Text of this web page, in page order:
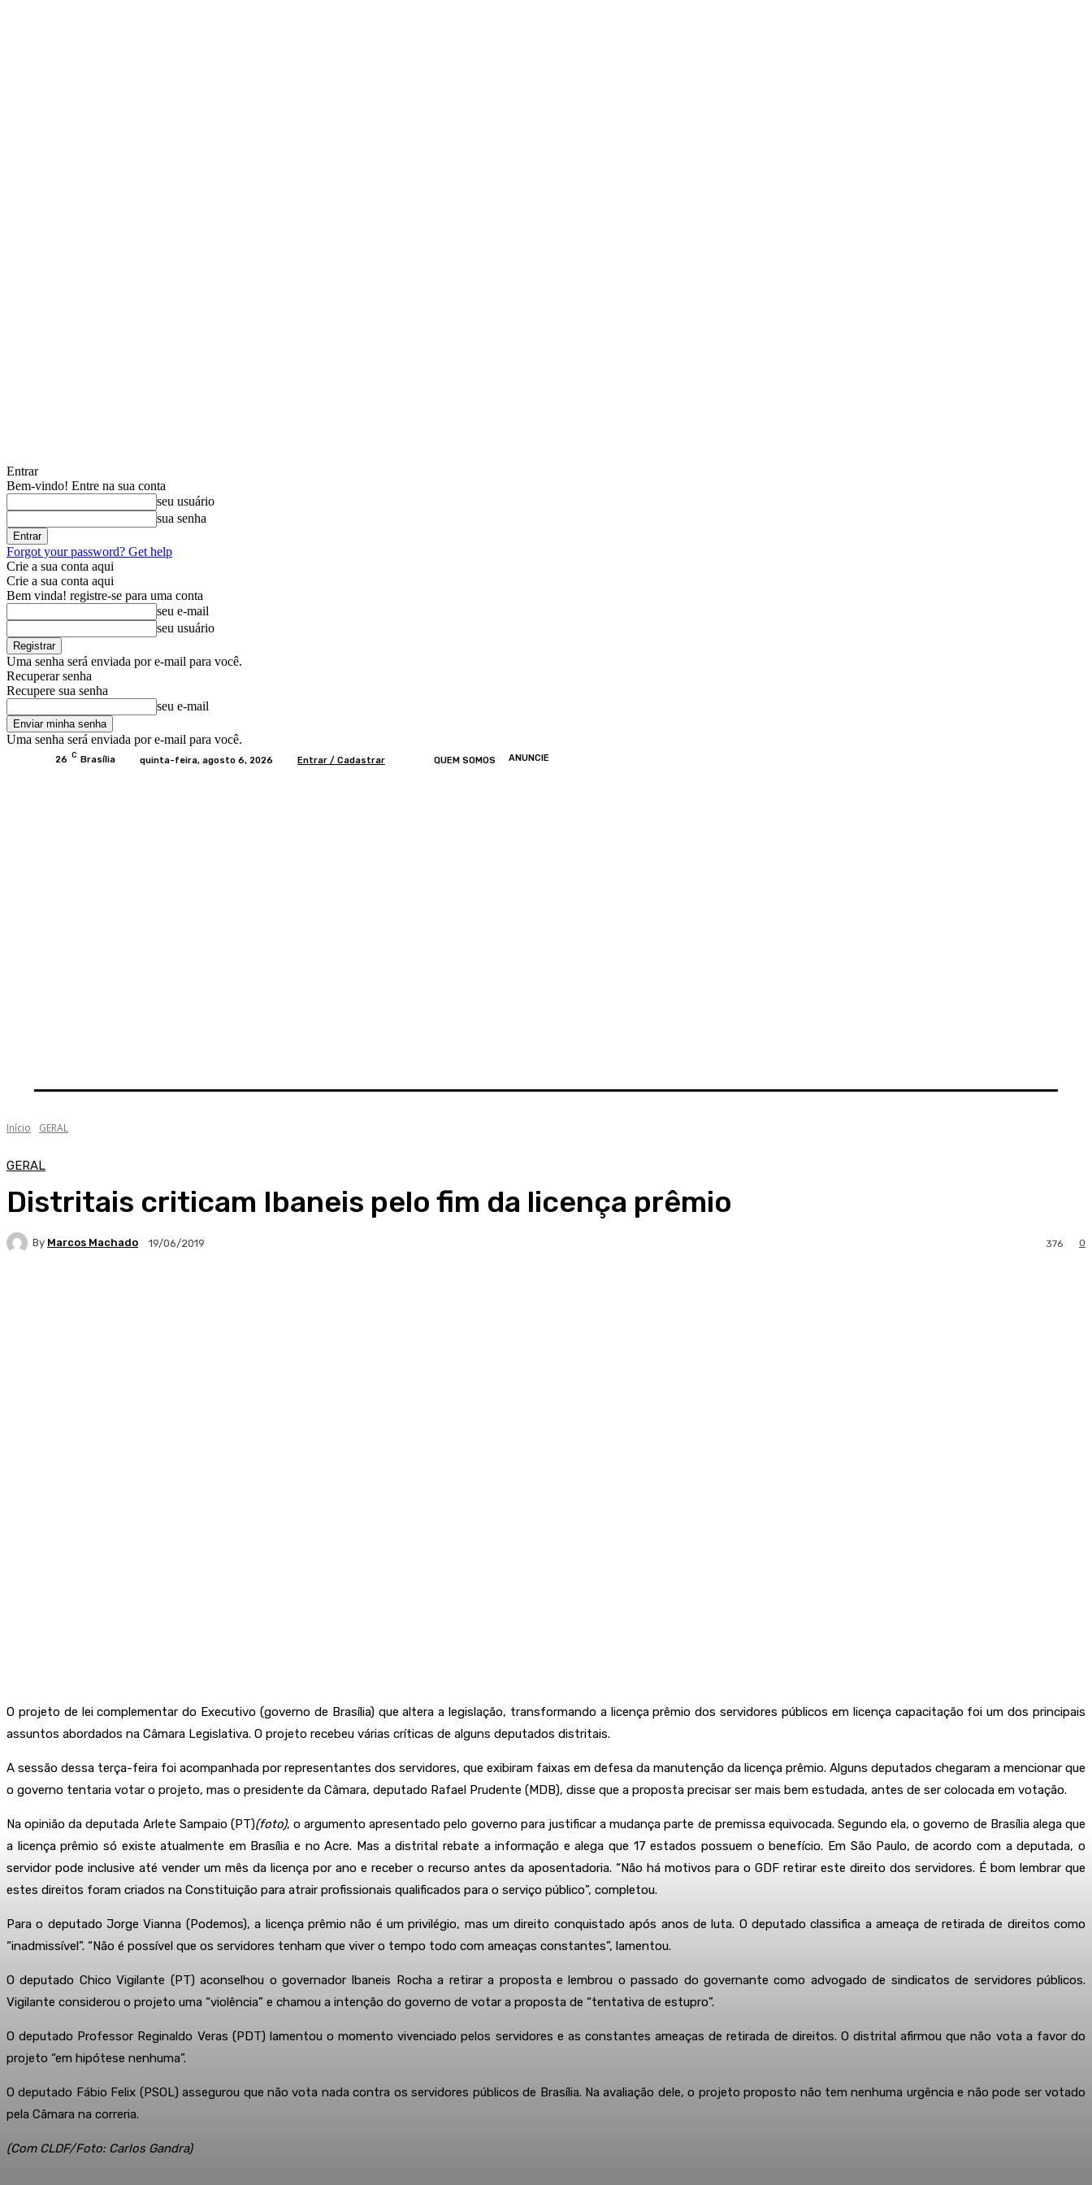
Entrar
Bem-vindo! Entre na sua conta
seu usuário
sua senha
Forgot your password? Get help
Crie a sua conta aqui
Crie a sua conta aqui
Bem vinda! registre-se para uma conta
seu e-mail
seu usuário
Uma senha será enviada por e-mail para você.
Recuperar senha
Recupere sua senha
seu e-mail
Uma senha será enviada por e-mail para você.
26 C Brasília quinta-feira, agosto 6, 2026 Entrar / Cadastrar QUEM SOMOS ANUNCIE
Início GERAL
GERAL
Distritais criticam Ibaneis pelo fim da licença prêmio
By Marcos Machado 19/06/2019 0
376
O projeto de lei complementar do Executivo (governo de Brasília) que altera a legislação, transformando a licença prêmio dos servidores públicos em licença capacitação foi um dos principais
assuntos abordados na Câmara Legislativa. O projeto recebeu várias críticas de alguns deputados distritais.
A sessão dessa terça-feira foi acompanhada por representantes dos servidores, que exibiram faixas em defesa da manutenção da licença prêmio. Alguns deputados chegaram a mencionar que
o governo tentaria votar o projeto, mas o presidente da Câmara, deputado Rafael Prudente (MDB), disse que a proposta precisar ser mais bem estudada, antes de ser colocada em votação.
Na opinião da deputada Arlete Sampaio (PT)(foto), o argumento apresentado pelo governo para justificar a mudança parte de premissa equivocada. Segundo ela, o governo de Brasília alega que
a licença prêmio só existe atualmente em Brasília e no Acre. Mas a distrital rebate a informação e alega que 17 estados possuem o benefício. Em São Paulo, de acordo com a deputada, o
servidor pode inclusive até vender um mês da licença por ano e receber o recurso antes da aposentadoria. “Não há motivos para o GDF retirar este direito dos servidores. É bom lembrar que
estes direitos foram criados na Constituição para atrair profissionais qualificados para o serviço público”, completou.
Para o deputado Jorge Vianna (Podemos), a licença prêmio não é um privilégio, mas um direito conquistado após anos de luta. O deputado classifica a ameaça de retirada de direitos como
“inadmissível”. “Não é possível que os servidores tenham que viver o tempo todo com ameaças constantes”, lamentou.
O deputado Chico Vigilante (PT) aconselhou o governador Ibaneis Rocha a retirar a proposta e lembrou o passado do governante como advogado de sindicatos de servidores públicos.
Vigilante considerou o projeto uma “violência” e chamou a intenção do governo de votar a proposta de “tentativa de estupro”.
O deputado Professor Reginaldo Veras (PDT) lamentou o momento vivenciado pelos servidores e as constantes ameaças de retirada de direitos. O distrital afirmou que não vota a favor do
projeto “em hipótese nenhuma”.
O deputado Fábio Felix (PSOL) assegurou que não vota nada contra os servidores públicos de Brasília. Na avaliação dele, o projeto proposto não tem nenhuma urgência e não pode ser votado
pela Câmara na correria.
(Com CLDF/Foto: Carlos Gandra)